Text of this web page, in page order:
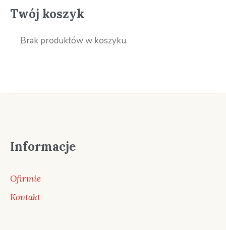
Twój koszyk
Brak produktów w koszyku.
Informacje
Ofirmie
Kontakt